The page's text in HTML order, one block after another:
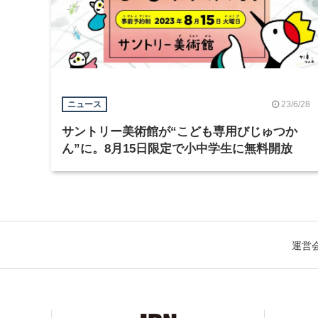
ニュース 23/6/28
サントリー美術館が“こども専用びじゅつか
ん”に。8月15日限定で小中学生に無料開放
運営